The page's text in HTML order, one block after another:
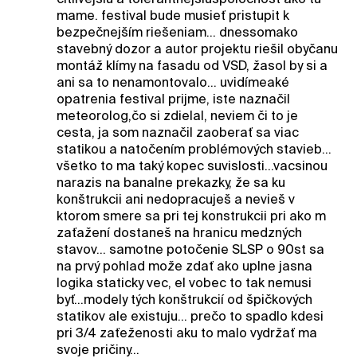
mame. festival bude musieť pristupit k
bezpečnejším riešeniam... dnessomako
stavebný dozor a autor projektu riešil obyčanu
montáž klímy na fasadu od VSD, žasol by si a
ani sa to nenamontovalo... uvidímeaké
opatrenia festival prijme, iste naznačil
meteorolog,čo si zdielal, neviem či to je
cesta, ja som naznačil zaoberať sa viac
statikou a natočením problémových stavieb...
všetko to ma taký kopec suvislosti...vacsinou
narazis na banalne prekazky, že sa ku
konštrukcii ani nedopracuješ a nevieš v
ktorom smere sa pri tej konstrukcii pri ako m
zaťažení dostaneš na hranicu medzných
stavov... samotne potočenie SLSP o 90st sa
na prvý pohlad može zdať ako uplne jasna
logika staticky vec, el vobec to tak nemusi
byť...modely tých konštrukcií od špičkových
statikov ale existuju... prečo to spadlo kdesi
pri 3/4 zaťeženosti aku to malo vydržať ma
svoje pričiny...